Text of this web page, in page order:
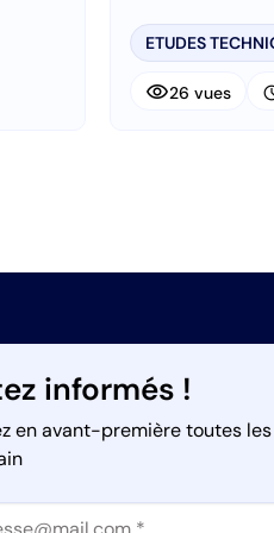
ETUDES
visibility26 vues
informés !
en avant-première toutes